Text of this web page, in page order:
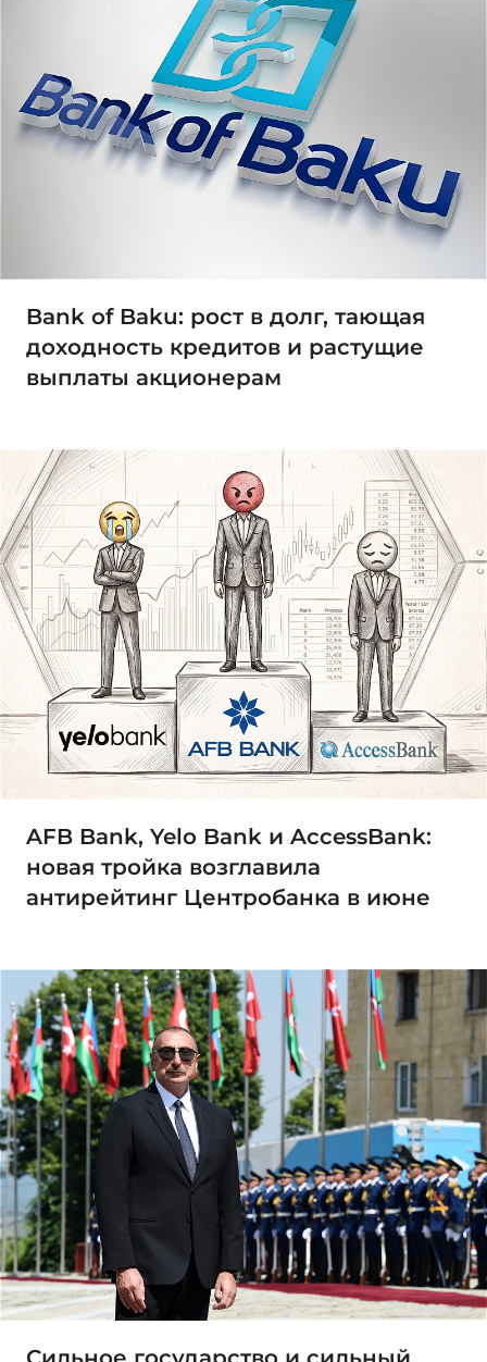
Bank of Baku: рост в долг, тающая
доходность кредитов и растущие
выплаты акционерам
AFB Bank, Yelo Bank и AccessBank:
новая тройка возглавила
антирейтинг Центробанка в июне